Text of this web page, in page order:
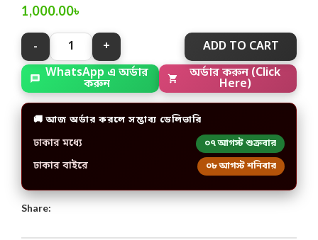
1,000.00৳
ADD TO CART
WhatsApp এ অর্ডার
করুন
অর্ডার করুন (Click
Here)
🚚 আজ অর্ডার করলে সম্ভাব্য ডেলিভারি
ঢাকার মধ্যে ০৭ আগস্ট শুক্রবার
ঢাকার বাইরে ০৮ আগস্ট শনিবার
Share: